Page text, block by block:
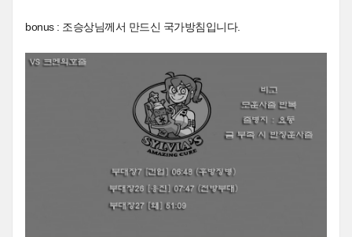
bonus : 조승상님께서 만드신 국가방침입니다.